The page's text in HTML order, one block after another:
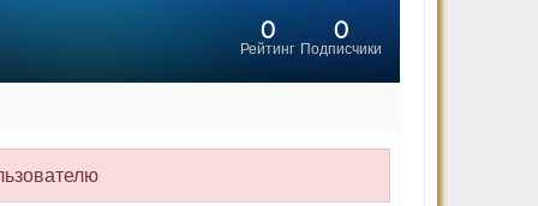
Рейтинг
0
Подписчики
0